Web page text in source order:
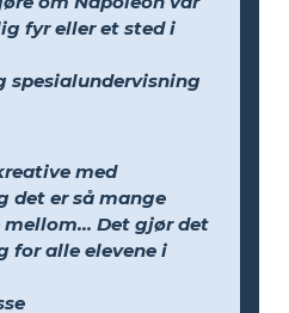
fyr eller et sted i
spesialundervisning
med
det er så mange
Det gjør det
alle elevene i